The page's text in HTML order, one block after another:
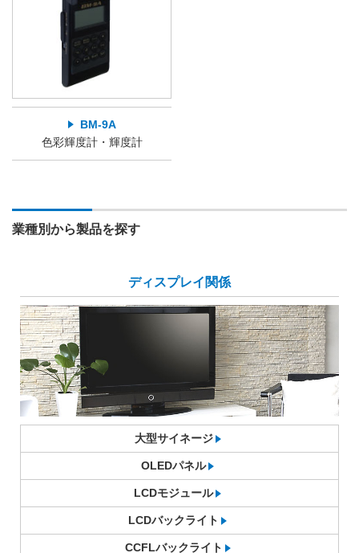
BM-9A
色彩輝度計・輝度計
業種別から製品を探す
ディスプレイ関係
大型サイネージ
OLEDパネル
LCDモジュール
LCDバックライト
CCFLバックライト